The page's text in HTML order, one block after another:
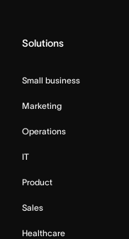
Solutions
Small business
Marketing
Operations
IT
Product
Sales
Healthcare